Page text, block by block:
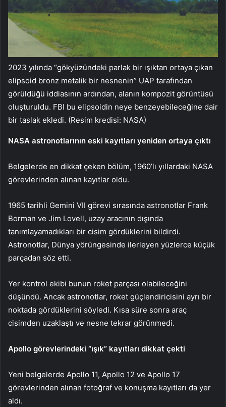
2023 yılında “gökyüzündeki parlak bir ışıktan ortaya çıkan
elipsoid bronz metalik bir nesnenin” UAP tarafından
görüldüğü iddiasının ardından, alanın kompozit görüntüsü
oluşturuldu. FBI bu elipsoidin neye benzeyebileceğine dair
bir taslak ekledi. (Resim kredisi: NASA)
NASA astronotlarının eski kayıtları yeniden ortaya çıktı
Belgelerde en dikkat çeken bölüm, 1960’lı yıllardaki NASA
görevlerinden alınan kayıtlar oldu.
1965 tarihli Gemini VII görevi sırasında astronotlar Frank
Borman ve Jim Lovell, uzay aracının dışında
tanımlayamadıkları bir cisim gördüklerini bildirdi.
Astronotlar, Dünya yörüngesinde ilerleyen yüzlerce küçük
parçadan söz etti.
Yer kontrol ekibi bunun roket parçası olabileceğini
düşündü. Ancak astronotlar, roket güçlendiricisini ayrı bir
noktada gördüklerini söyledi. Kısa süre sonra araç
cisimden uzaklaştı ve nesne tekrar görünmedi.
Apollo görevlerindeki “ışık” kayıtları dikkat çekti
Yeni belgelerde Apollo 11, Apollo 12 ve Apollo 17
görevlerinden alınan fotoğraf ve konuşma kayıtları da yer
aldı.